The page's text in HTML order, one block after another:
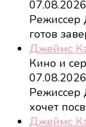
07.08.2026
Режиссер
готов
Джеймс
Кино и
07.08.2026
Режиссер
хочет
Джеймс